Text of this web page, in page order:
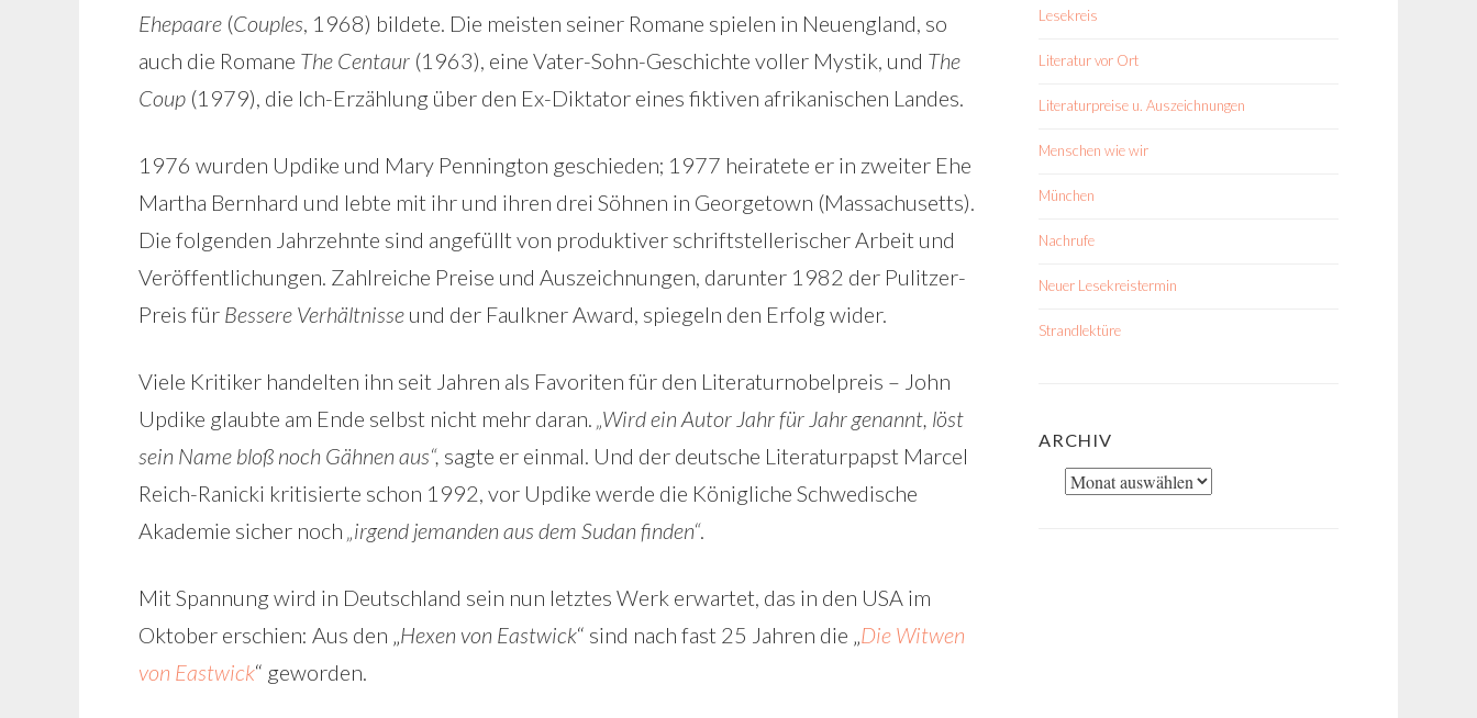
Ehepaare (Couples, 1968) bildete. Die meisten seiner Romane spielen in Neuengland, so
auch die Romane The Centaur (1963), eine Vater-Sohn-Geschichte voller Mystik, und The
Coup (1979), die Ich-Erzählung über den Ex-Diktator eines fiktiven afrikanischen Landes.
1976 wurden Updike und Mary Pennington geschieden; 1977 heiratete er in zweiter Ehe
Martha Bernhard und lebte mit ihr und ihren drei Söhnen in Georgetown (Massachusetts).
Die folgenden Jahrzehnte sind angefüllt von produktiver schriftstellerischer Arbeit und
Veröffentlichungen. Zahlreiche Preise und Auszeichnungen, darunter 1982 der Pulitzer-
Preis für Bessere Verhältnisse und der Faulkner Award, spiegeln den Erfolg wider.
Viele Kritiker handelten ihn seit Jahren als Favoriten für den Literaturnobelpreis – John
Updike glaubte am Ende selbst nicht mehr daran. „Wird ein Autor Jahr für Jahr genannt, löst
sein Name bloß noch Gähnen aus“, sagte er einmal. Und der deutsche Literaturpapst Marcel
Reich-Ranicki kritisierte schon 1992, vor Updike werde die Königliche Schwedische
Akademie sicher noch „irgend jemanden aus dem Sudan finden“.
Mit Spannung wird in Deutschland sein nun letztes Werk erwartet, das in den USA im
Oktober erschien: Aus den „Hexen von Eastwick“ sind nach fast 25 Jahren die „Die Witwen
von Eastwick“ geworden.
Lesekreis
Literatur vor Ort
Literaturpreise u. Auszeichnungen
Menschen wie wir
München
Nachrufe
Neuer Lesekreistermin
Strandlektüre
ARCHIV
Archiv